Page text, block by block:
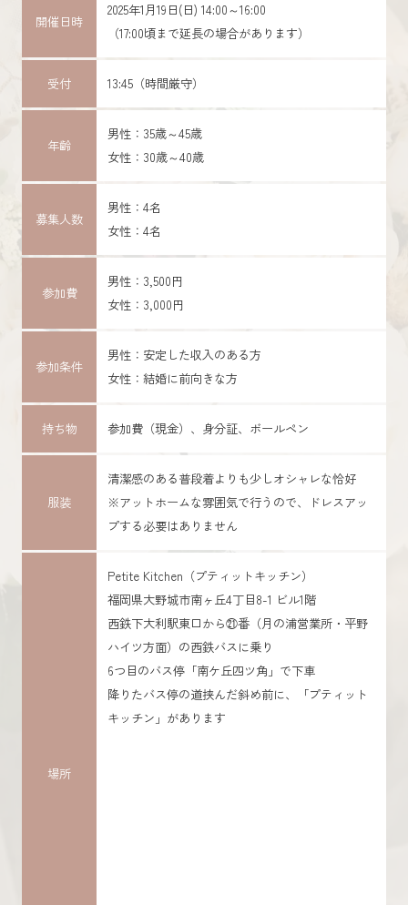
開催日時
2025年1月19日(日) 14:00～16:00
（17:00頃まで延長の場合があります）
受付 13:45（時間厳守）
年齢
男性：35歳～45歳
女性：30歳～40歳
募集人数
男性：4名
女性：4名
参加費
男性：3,500円
女性：3,000円
参加条件
男性：安定した収入のある方
女性：結婚に前向きな方
持ち物 参加費（現金）、身分証、ボールペン
服装
清潔感のある普段着よりも少しオシャレな恰好
※アットホームな雰囲気で行うので、ドレスアッ
プする必要はありません
場所
Petite Kitchen（プティットキッチン）
福岡県大野城市南ヶ丘4丁目8-1 ビル1階
西鉄下大利駅東口から㉑番（月の浦営業所・平野
ハイツ方面）の西鉄バスに乗り
6つ目のバス停「南ケ丘四ツ角」で下車
降りたバス停の道挟んだ斜め前に、「プティット
キッチン」があります